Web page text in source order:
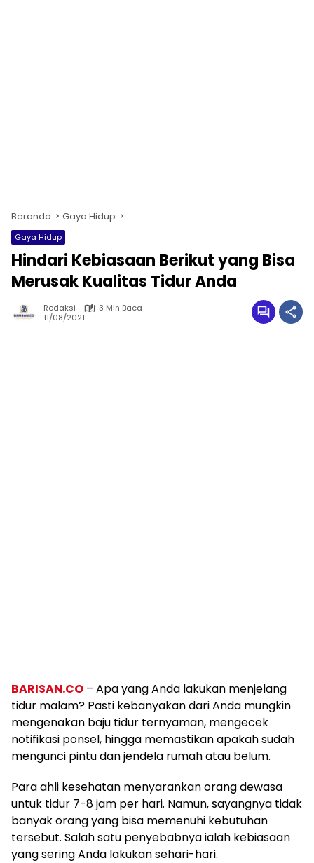
Beranda Gaya Hidup
Gaya Hidup
Hindari Kebiasaan Berikut yang Bisa
Merusak Kualitas Tidur Anda
Redaksi
3 Min Baca
11/08/2021
BARISAN.CO – Apa yang Anda lakukan menjelang
tidur malam? Pasti kebanyakan dari Anda mungkin
mengenakan baju tidur ternyaman, mengecek
notifikasi ponsel, hingga memastikan apakah sudah
mengunci pintu dan jendela rumah atau belum.
Para ahli kesehatan menyarankan orang dewasa
untuk tidur 7-8 jam per hari. Namun, sayangnya tidak
banyak orang yang bisa memenuhi kebutuhan
tersebut. Salah satu penyebabnya ialah kebiasaan
yang sering Anda lakukan sehari-hari.